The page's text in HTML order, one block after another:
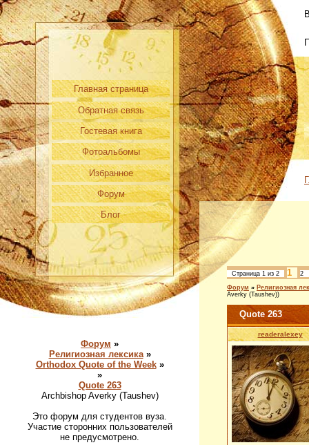
Главная страница
Обратная связь
Гостевая книга
Фотоальбомы
Избранное
Форум
Блог
Форум »
Религиозная лексика»
Orthodox Quote of the Week»
»
Quote 263
Archbishop Averky (Taushev)
Это форум для студентов вуза.
Участие сторонних пользователей
не предусмотрено.
Страница 1 из 2 1
2
Форум » Религиозная
Averky (Taushev))
Quote 263
readeralexey